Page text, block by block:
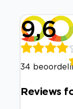
9,6
34
Reviews